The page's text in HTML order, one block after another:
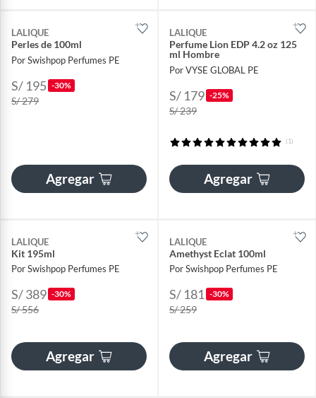
LALIQUE
Perles de 100ml
Por Swishpop Perfumes PE
S/ 195 -30%
S/ 279
Agregar
LALIQUE
Perfume Lion EDP 4.2 oz 125
ml Hombre
Por VYSE GLOBAL PE
S/ 179 -25%
S/ 239
(1)
Agregar
LALIQUE
Kit 195ml
Por Swishpop Perfumes PE
S/ 389 -30%
S/ 556
Agregar
LALIQUE
Amethyst Eclat 100ml
Por Swishpop Perfumes PE
S/ 181 -30%
S/ 259
Agregar